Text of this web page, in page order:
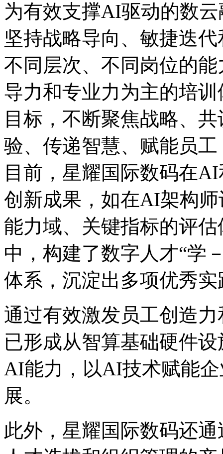
为有效支撑AI驱动的数云
坚持战略导向、敏捷迭
不同层次、不同岗位的能
导力和专业力为主的培训
目标，不断聚焦战略、
验、传递智慧、赋能
目前，星耀国际数码
创新成果，如在AI架构
能力域、关键指标的
中，构建了数字人才“
体系，沉淀出多项优秀
通过有效激发员工创造力
已形成从智算基础硬件
AI能力，以AI技术赋能
展。
此外，星耀国际数码